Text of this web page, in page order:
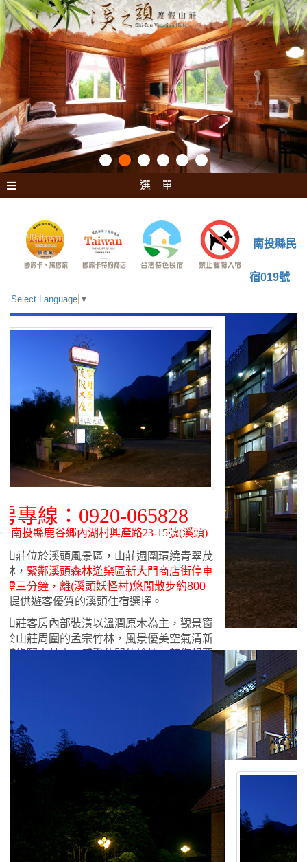
選 單
南投縣民
宿019號
Select Language ▼
專線：0920-065828
南投縣鹿谷鄉內湖村興產路23-15號(溪頭)
山莊位於溪頭風景區，山莊週圍環繞青翠茂
， 緊鄰溪頭森林遊樂區新大門商店街停車
需三分鐘，離(溪頭妖怪村)悠閒散步約800
提供遊客優質的溪頭住宿選擇。
山莊客房內部裝潢以溫潤原木為主，觀景窗
於山莊周圍的孟宗竹林，風景優美空氣清新
滿綠野山林中，感受休閒的愉快。若您想要
住宿資訊